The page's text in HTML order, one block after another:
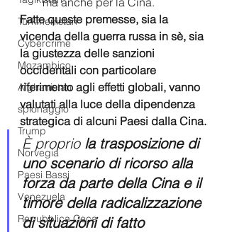
Turkmenistan
Cybercrime
Mozambico
Afghanistan
spionaggio
Trump
Norvegia
Paesi Bassi
Venezuela
Repubblica Ceca
Fatte queste premesse, sia la
vicenda della guerra russa in sè, sia
la giustezza delle sanzioni
occidentali con particolare
riferimento agli effetti globali, vanno
valutati alla luce della dipendenza
strategica di alcuni Paesi dalla Cina.
È proprio la trasposizione di
uno scenario di ricorso alla
forza da parte della Cina e il
timore della radicalizzazione
di situazioni di fatto